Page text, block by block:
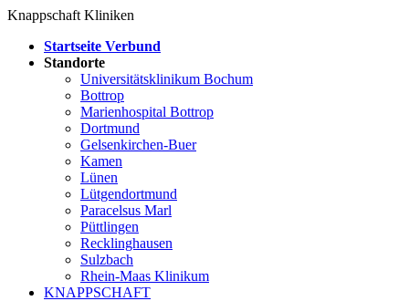
Knappschaft Kliniken
Startseite Verbund
Standorte
Universitätsklinikum Bochum
Bottrop
Marienhospital Bottrop
Dortmund
Gelsenkirchen-Buer
Kamen
Lünen
Lütgendortmund
Paracelsus Marl
Püttlingen
Recklinghausen
Sulzbach
Rhein-Maas Klinikum
KNAPPSCHAFT